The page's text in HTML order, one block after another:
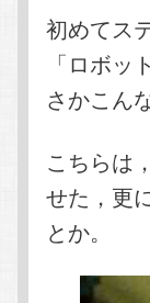
初めてス
「ロボ
さかこん
こちらは
せた，更
とか。